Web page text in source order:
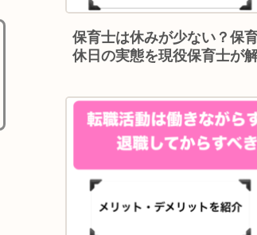
保育士は休みが少ない？保
休日の実態を現役保育士が解